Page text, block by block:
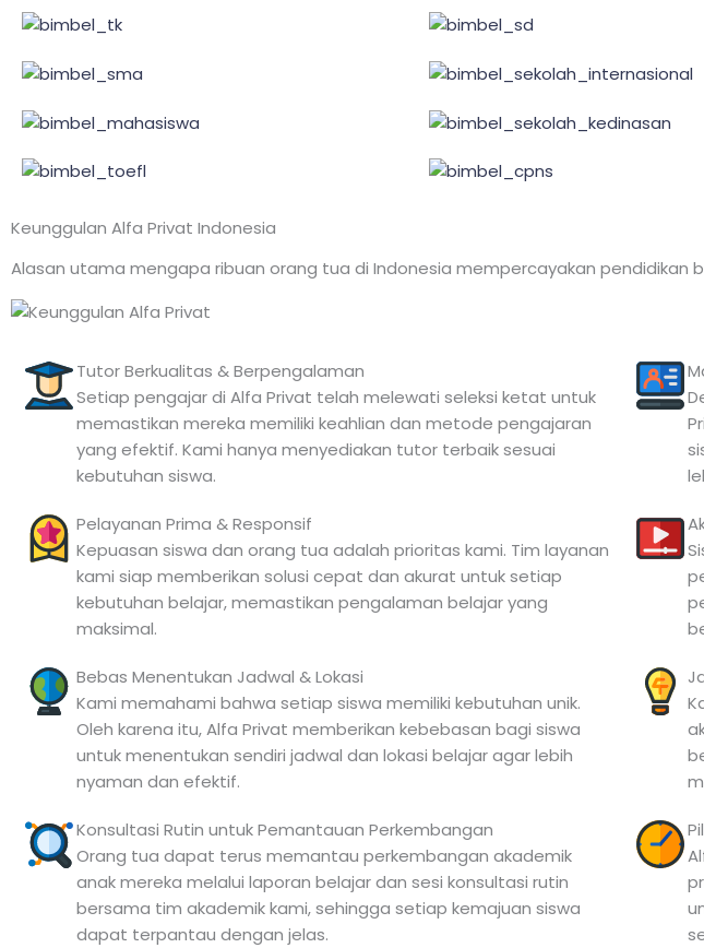
Keunggulan Alfa Privat Indonesia
Alasan utama mengapa ribuan orang tua di Indonesia mempercayakan pendidikan
Tutor Berkualitas & Berpengalaman
Setiap pengajar di Alfa Privat telah melewati seleksi ketat untuk
memastikan mereka memiliki keahlian dan metode pengajaran
yang efektif. Kami hanya menyediakan tutor terbaik sesuai
kebutuhan siswa.
Pelayanan Prima & Responsif
Kepuasan siswa dan orang tua adalah prioritas kami. Tim layanan
kami siap memberikan solusi cepat dan akurat untuk setiap
kebutuhan belajar, memastikan pengalaman belajar yang
maksimal.
Bebas Menentukan Jadwal & Lokasi
Kami memahami bahwa setiap siswa memiliki kebutuhan unik.
Oleh karena itu, Alfa Privat memberikan kebebasan bagi siswa
untuk menentukan sendiri jadwal dan lokasi belajar agar lebih
nyaman dan efektif.
Konsultasi Rutin untuk Pemantauan Perkembangan
Orang tua dapat terus memantau perkembangan akademik
anak mereka melalui laporan belajar dan sesi konsultasi rutin
bersama tim akademik kami, sehingga setiap kemajuan siswa
dapat terpantau dengan jelas.